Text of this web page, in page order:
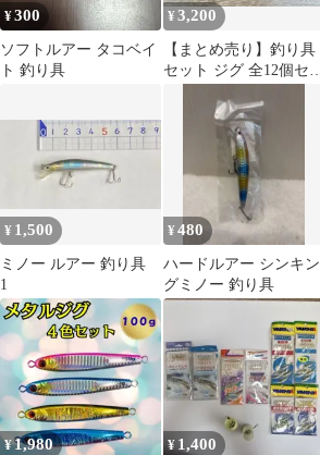
¥300
ソフトルアー タコベイ
ト 釣り具
¥3,200
​【まとめ売り】釣り具
セット ジグ 全12個セッ
¥ 1,500
ミノー ルアー 釣り具
1
¥480
ハードルアー シンキン
グミノー 釣り具
¥1,980 ¥ 1,400